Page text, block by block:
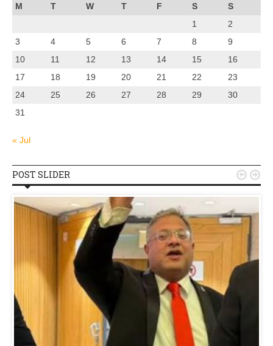
M
T W T F S
S
1
2
3
4 5 6 7 8
9
10
11 12 13 14 15
16
17
18 19 20 21 22
23
24
25 26 27 28 29
30
31
« Jul
POST SLIDER  